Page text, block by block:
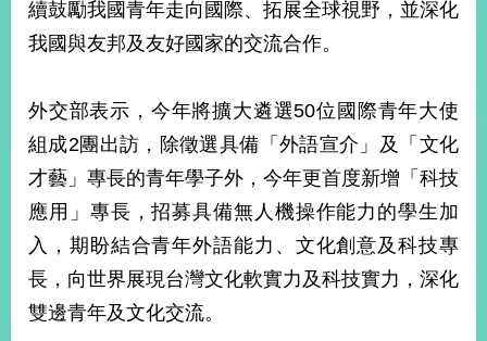
海
和
平
照
回
頁
網
站
導
覽
關
於
本
部
續鼓勵我國青年走向國際、拓展全球視野，並深化
我國與友邦及友好國家的交流合作。
外交部表示，今年將擴大遴選50位國際青年大使
組成2團出訪，除徵選具備「外語宣介」及「文化
才藝」專長的青年學子外，今年更首度新增「科技
應用」專長，招募具備無人機操作能力的學生加
入，期盼結合青年外語能力、文化創意及科技專
長，向世界展現台灣文化軟實力及科技實力，深化
雙邊青年及文化交流。